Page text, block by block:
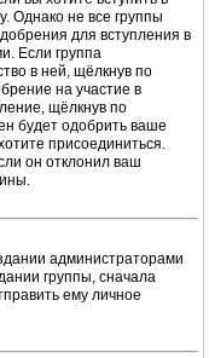
Однако не все группы
для вступления в
Если группа
в ней, щёлкнув по
на участие в
щёлкнув по
будет одобрить ваше
присоединиться.
он отклонил ваш
администраторами
группы, сначала
ему личное